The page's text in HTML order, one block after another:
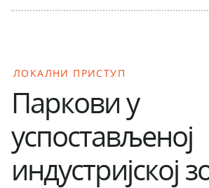
ЛОКАЛНИ ПРИСТУП
Паркови у
успостављеној
индустријској